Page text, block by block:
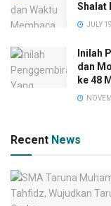
Shalat
JULY
Inilah
dan
ke 48
Recent News